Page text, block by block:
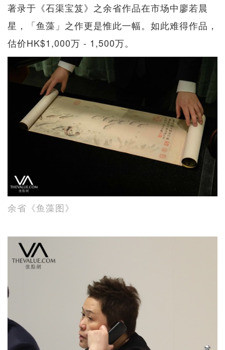
著录于《石渠宝笈》之余省作品在市场中廖若晨
星，「鱼藻」之作更是惟此一幅。如此难得作品，
估价HK$1,000万 - 1,500万。
余省《鱼藻图》